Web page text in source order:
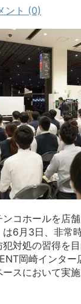
ント (0)
コホールを店
6月3日、非常
対処の習得を
岡崎インター
スにおいて実施